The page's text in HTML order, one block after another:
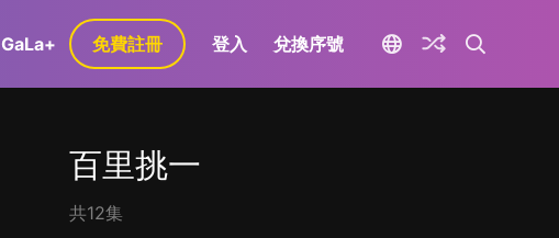
GaLa+ 免費註冊 登入 兌換序號
百里挑一
共12集